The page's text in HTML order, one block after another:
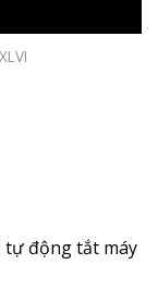
động tắt máy